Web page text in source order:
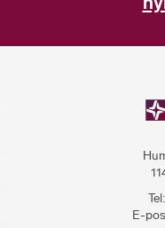
Tel:
E-